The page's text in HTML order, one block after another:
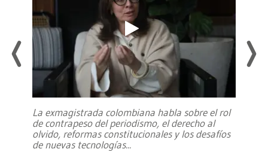
La exmagistrada colombiana habla sobre el rol
de contrapeso del periodismo, el derecho al
olvido, reformas constitucionales y los desafíos
de nuevas tecnologías...